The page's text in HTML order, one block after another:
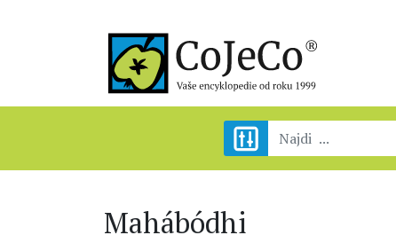
Mahábódhi